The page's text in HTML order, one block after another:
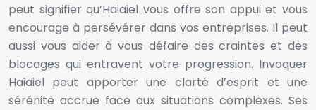
peut signifier qu’Haiaiel vous offre son appui et vous
encourage à persévérer dans vos entreprises. Il peut
aussi vous aider à vous défaire des craintes et des
blocages qui entravent votre progression. Invoquer
Haiaiel peut apporter une clarté d’esprit et une
sérénité accrue face aux situations complexes. Ses